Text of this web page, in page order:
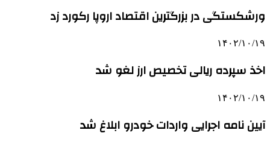
ورشکستگی در بزرگترین اقتصاد اروپا رکورد زد
۱۴۰۲/۱۰/۱۹
اخذ سپرده ریالی تخصیص ارز لغو شد
۱۴۰۲/۱۰/۱۹
آیین نامه اجرایی واردات خودرو ابلاغ شد